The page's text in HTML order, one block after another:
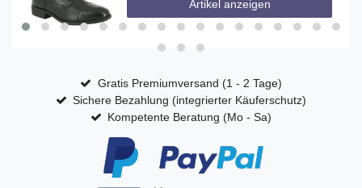
Artikel anzeigen
Gratis Premiumversand (1 - 2 Tage)
Sichere Bezahlung (integrierter Käuferschutz)
Kompetente Beratung (Mo - Sa)